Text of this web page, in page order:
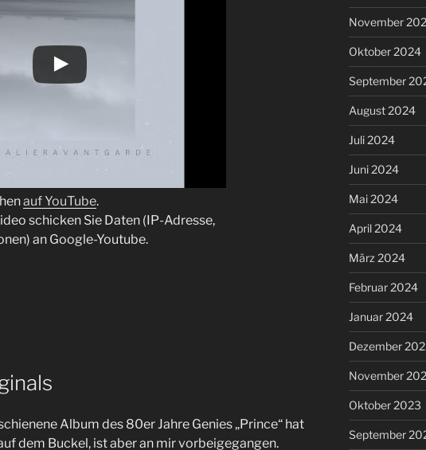
auf YouTube.
schicken Sie Daten (IP-Adresse,
an Google-Youtube.
Album des 80er Jahre Genies „Prince“ hat
dem Buckel, ist aber an mir vorbeigegangen.
November
Oktober 2024
September
August 2024
Juli 2024
Juni 2024
Mai 2024
April 2024
März 2024
Februar 2024
Januar 2024
Dezember
November
Oktober 2023
September